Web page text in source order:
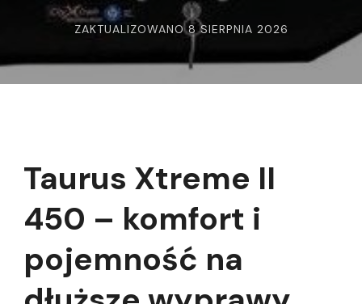
ZAKTUALIZOWANO8 SIERPNIA 2026
Taurus Xtreme II
450 – komfort i
pojemność na